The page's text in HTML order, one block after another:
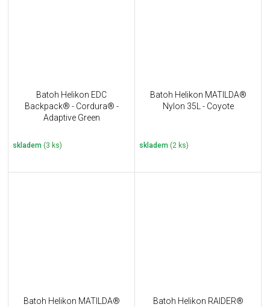
Batoh Helikon EDC
Backpack® - Cordura® -
Adaptive Green
skladem (3 ks)
Batoh Helikon MATILDA®
Nylon 35L - Coyote
skladem (2 ks)
Batoh Helikon MATILDA®
Batoh Helikon RAIDER®